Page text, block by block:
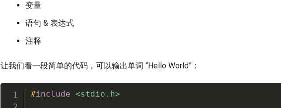
变量
语句 & 表达式
注释
让我们看一段简单的代码，可以输出单词 “Hello World”：
#include <stdio.h>